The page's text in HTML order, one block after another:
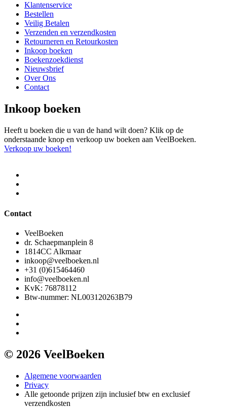
Klantenservice
Bestellen
Veilig Betalen
Verzenden en verzendkosten
Retourneren en Retourkosten
Inkoop boeken
Boekenzoekdienst
Nieuwsbrief
Over Ons
Contact
Inkoop boeken
Heeft u boeken die u van de hand wilt doen? Klik op de
onderstaande knop en verkoop uw boeken aan VeelBoeken.
Verkoop uw boeken!
Contact
VeelBoeken
dr. Schaepmanplein 8
1814CC Alkmaar
inkoop@veelboeken.nl
+31 (0)615464460
info@veelboeken.nl
KvK: 76878112
Btw-nummer: NL003120263B79
© 2026 VeelBoeken
Algemene voorwaarden
Privacy
Alle getoonde prijzen zijn inclusief btw en exclusief
verzendkosten